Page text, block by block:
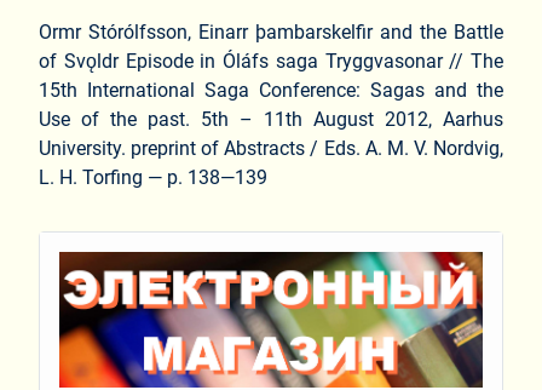
Ormr Stórólfsson, Einarr þambarskelfir and the Battle
of Svǫldr Episode in Óláfs saga Tryggvasonar // The
15th International Saga Conference: Sagas and the
Use of the past. 5th – 11th August 2012, Aarhus
University. preprint of Abstracts / Eds. A. M. V. Nordvig,
L. H. Torfing — p. 138—139